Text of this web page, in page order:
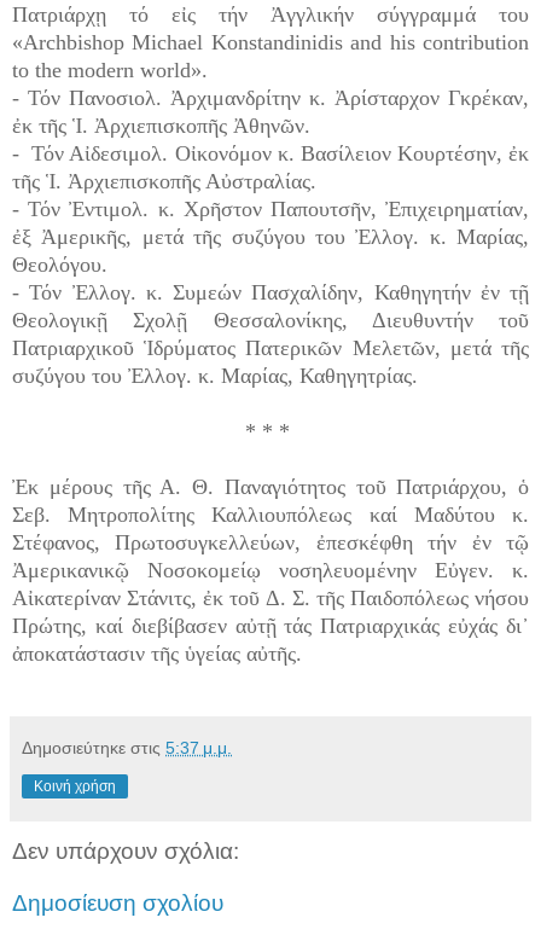
Πατριάρχῃ τό εἰς τήν Ἀγγλικήν σύγγραμμά του
«Archbishop Michael Konstandinidis and his contribution
to the modern world».
- Τόν Πανοσιολ. Ἀρχιμανδρίτην κ. Ἀρίσταρχον Γκρέκαν,
ἐκ τῆς Ἱ. Ἀρχιεπισκοπῆς Ἀθηνῶν.
- Τόν Αἰδεσιμολ. Οἰκονόμον κ. Βασίλειον Κουρτέσην, ἐκ
τῆς Ἱ. Ἀρχιεπισκοπῆς Αὐστραλίας.
- Τόν Ἐντιμολ. κ. Χρῆστον Παπουτσῆν, Ἐπιχειρηματίαν,
ἐξ Ἀμερικῆς, μετά τῆς συζύγου του Ἐλλογ. κ. Μαρίας,
Θεολόγου.
- Τόν Ἐλλογ. κ. Συμεών Πασχαλίδην, Καθηγητήν ἐν τῇ
Θεολογικῇ Σχολῇ Θεσσαλονίκης, Διευθυντήν τοῦ
Πατριαρχικοῦ Ἱδρύματος Πατερικῶν Μελετῶν, μετά τῆς
συζύγου του Ἐλλογ. κ. Μαρίας, Καθηγητρίας.
* * *
Ἐκ μέρους τῆς Α. Θ. Παναγιότητος τοῦ Πατριάρχου, ὁ
Σεβ. Μητροπολίτης Καλλιουπόλεως καί Μαδύτου κ.
Στέφανος, Πρωτοσυγκελλεύων, ἐπεσκέφθη τήν ἐν τῷ
Ἀμερικανικῷ Νοσοκομείῳ νοσηλευομένην Εὐγεν. κ.
Αἰκατερίναν Στάνιτς, ἐκ τοῦ Δ. Σ. τῆς Παιδοπόλεως νήσου
Πρώτης, καί διεβίβασεν αὐτῇ τάς Πατριαρχικάς εὐχάς δι᾿
ἀποκατάστασιν τῆς ὑγείας αὐτῆς.
Δημοσιεύτηκε στις 5:37 μ.μ.
Κοινή χρήση
Δεν υπάρχουν σχόλια:
Δημοσίευση σχολίου